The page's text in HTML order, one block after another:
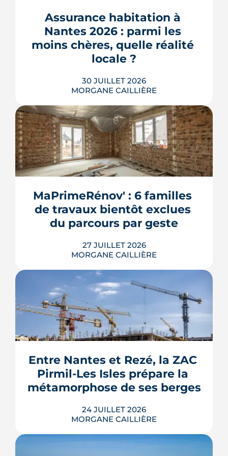
où en est le chantier, hameau par
hameau.
LIRE L'ARTICLE
Assurance habitation à
Nantes 2026 : parmi les
moins chères, quelle réalité
locale ?
30 JUILLET 2026
MORGANE CAILLIÈRE
259 € par an en moyenne régionale,
une hausse de 14 % sur un an, un
risque inondation bien réel autour de
la Loire et de la Sèvre : l'assurance
habitation nantaise conjugue tarifs
doux et vigilance locale. Chiffres,
limites et conseils pour payer le juste
MaPrimeRénov' : 6 familles
de travaux bientôt exclues
du parcours par geste
27 JUILLET 2026
MORGANE CAILLIÈRE
Le Gouvernement prévoit de retirer six
familles de travaux du parcours « par
geste » de MaPrimeRénov' au 1er
septembre 2026, sous réserve de la
publication des textes définitifs.
fenêtres, VMC, chauffe-eau
thermodynamique, chauffage au bois
et solaire thermi...
Entre Nantes et Rezé, la ZAC
Pirmil-Les Isles prépare la
métamorphose de ses berges
24 JUILLET 2026
MORGANE CAILLIÈRE